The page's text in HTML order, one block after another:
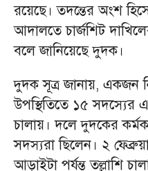
রয়েছে। তদন্তের অংশ
আদালতে চার্জশিট
বলে জানিয়েছে দুদক।
দুদক সূত্র জানায়, একজন
উপস্থিতিতে ১৫ সদস্যের
চালায়। দলে দুদকের
সদস্যরা ছিলেন। ২
আড়াইটা পর্যন্ত তল্লাশি